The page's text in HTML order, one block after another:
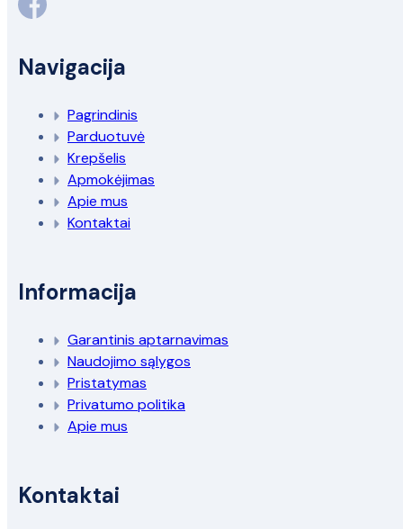
Navigacija
Pagrindinis
Parduotuvė
Krepšelis
Apmokėjimas
Apie mus
Kontaktai
Informacija
Garantinis aptarnavimas
Naudojimo sąlygos
Pristatymas
Privatumo politika
Apie mus
Kontaktai